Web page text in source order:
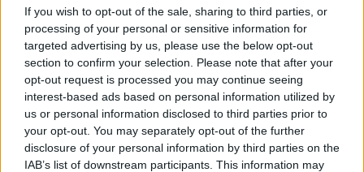
If you wish to opt-out of the sale, sharing to third parties, or
processing of your personal or sensitive information for
targeted advertising by us, please use the below opt-out
section to confirm your selection. Please note that after your
opt-out request is processed you may continue seeing
interest-based ads based on personal information utilized by
us or personal information disclosed to third parties prior to
your opt-out. You may separately opt-out of the further
disclosure of your personal information by third parties on the
IAB’s list of downstream participants. This information may
Μακεδονία είναι ελληνική είναι επιθετικό
Το 50% ανήκει σε εμάς το 30% στα Σκόπια
και το υπόλοιπο στην Βουλγαρία. Είναι
πολύ μεγάλη η ευθύνη των αρχηγών όλων
των κομμάτων ανεξαιρέτως που άφησαν να
καλλιεργηθεί επί δεκαετίες το αίσθημα
ανασφάλειας στη χώρα μας».